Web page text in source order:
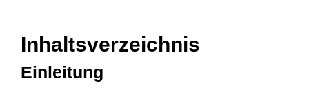
Inhaltsverzeichnis
Einleitung